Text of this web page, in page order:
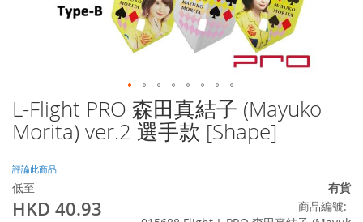
L-Flight PRO 森田真結子 (Mayuko
Morita) ver.2 選手款 [Shape]
評論此商品
低至
HKD 40.93
有貨
商品編號
Skip
to
the
of
the
images
gallery